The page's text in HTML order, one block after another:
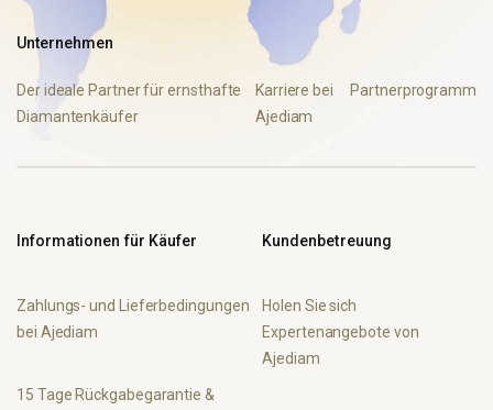
Unternehmen
Der ideale Partner für ernsthafte
Diamantenkäufer
Karriere bei
Ajediam
Partnerprogramm
Informationen für Käufer
Zahlungs- und Lieferbedingungen
bei Ajediam
15 Tage Rückgabegarantie &
Kundenbetreuung
Holen Sie sich
Expertenangebote von
Ajediam